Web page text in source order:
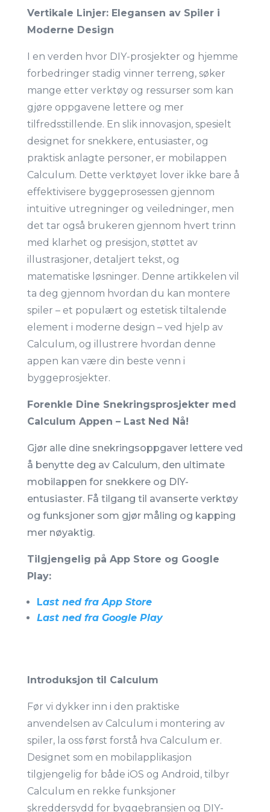
Vertikale Linjer: Elegansen av Spiler i
Moderne Design
I en verden hvor DIY-prosjekter og hjemme
forbedringer stadig vinner terreng, søker
mange etter verktøy og ressurser som kan
gjøre oppgavene lettere og mer
tilfredsstillende. En slik innovasjon, spesielt
designet for snekkere, entusiaster, og
praktisk anlagte personer, er mobilappen
Calculum. Dette verktøyet lover ikke bare å
effektivisere byggeprosessen gjennom
intuitive utregninger og veiledninger, men
det tar også brukeren gjennom hvert trinn
med klarhet og presisjon, støttet av
illustrasjoner, detaljert tekst, og
matematiske løsninger. Denne artikkelen vil
ta deg gjennom hvordan du kan montere
spiler – et populært og estetisk tiltalende
element i moderne design – ved hjelp av
Calculum, og illustrere hvordan denne
appen kan være din beste venn i
byggeprosjekter.
Forenkle Dine Snekringsprosjekter med
Calculum Appen – Last Ned Nå!
Gjør alle dine snekringsoppgaver lettere ved
å benytte deg av Calculum, den ultimate
mobilappen for snekkere og DIY-
entusiaster. Få tilgang til avanserte verktøy
og funksjoner som gjør måling og kapping
mer nøyaktig.
Tilgjengelig på App Store og Google
Play:
Last ned fra App Store
Last ned fra Google Play
Introduksjon til Calculum
Før vi dykker inn i den praktiske
anvendelsen av Calculum i montering av
spiler, la oss først forstå hva Calculum er.
Designet som en mobilapplikasjon
tilgjengelig for både iOS og Android, tilbyr
Calculum en rekke funksjoner
skreddersydd for byggebransjen og DIY-